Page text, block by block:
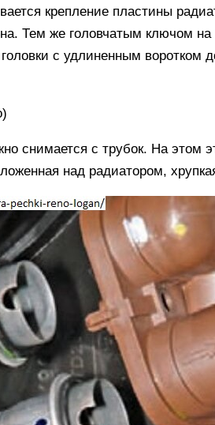
крепление пластины
Тем же головчатым ключом
с удлиненным воротком
снимается с трубок. На этом
над радиатором,